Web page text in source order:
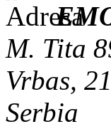
M. Tita
Vrbas,
Serbia